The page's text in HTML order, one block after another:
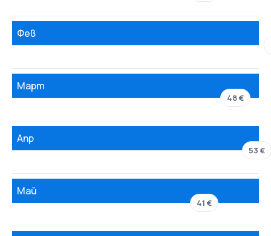
Фев
Март
48 €
Апр
53 €
Май
41 €